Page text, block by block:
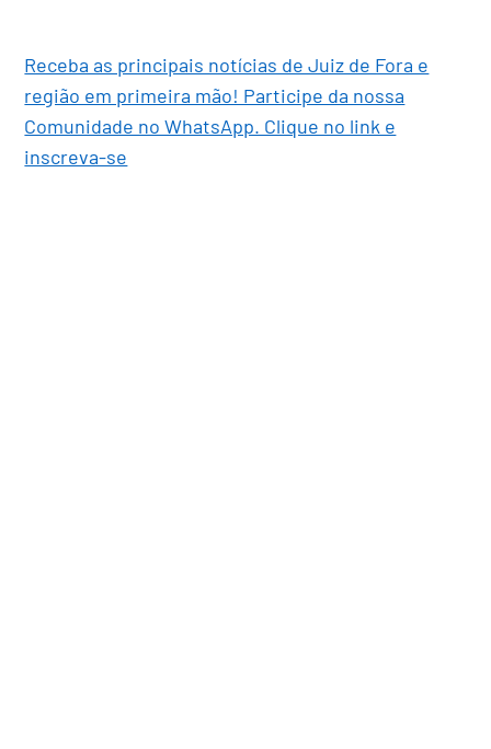
Receba as principais notícias de Juiz de Fora e
região em primeira mão! Participe da nossa
Comunidade no WhatsApp. Clique no link e
inscreva-se